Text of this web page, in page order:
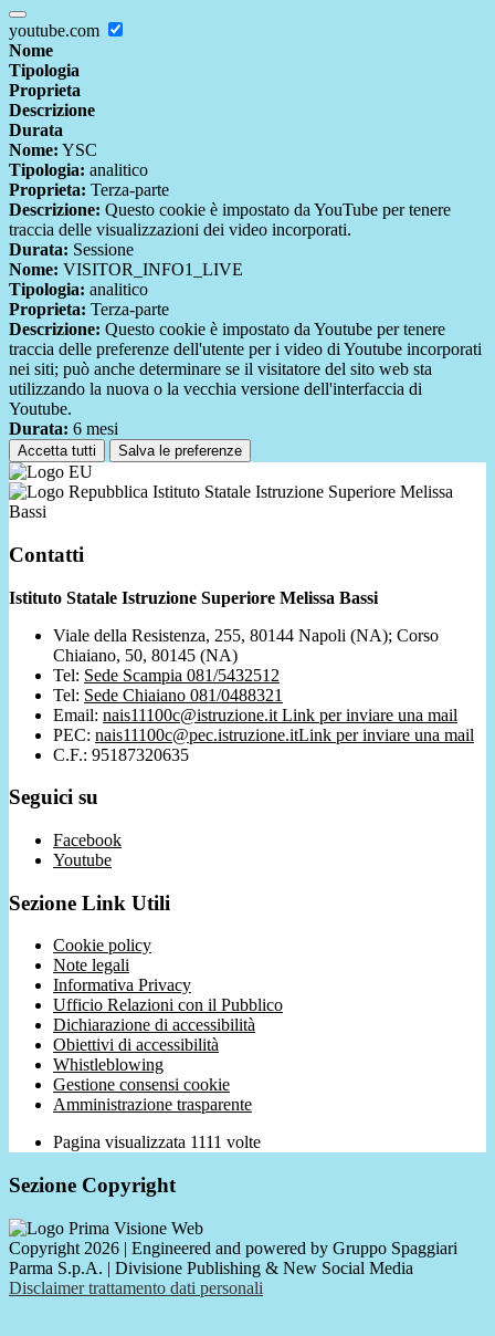
youtube.com
Nome
Tipologia
Proprieta
Descrizione
Durata
Nome: YSC
Tipologia: analitico
Proprieta: Terza-parte
Descrizione: Questo cookie è impostato da YouTube per tenere
traccia delle visualizzazioni dei video incorporati.
Durata: Sessione
Nome: VISITOR_INFO1_LIVE
Tipologia: analitico
Proprieta: Terza-parte
Descrizione: Questo cookie è impostato da Youtube per tenere
traccia delle preferenze dell'utente per i video di Youtube incorporati
nei siti; può anche determinare se il visitatore del sito web sta
utilizzando la nuova o la vecchia versione dell'interfaccia di
Youtube.
Durata: 6 mesi
Accetta tutti Salva le preferenze
Istituto Statale Istruzione Superiore Melissa
Bassi
Contatti
Istituto Statale Istruzione Superiore Melissa Bassi
Viale della Resistenza, 255, 80144 Napoli (NA); Corso
Chiaiano, 50, 80145 (NA)
Tel: Sede Scampia 081/5432512
Tel: Sede Chiaiano 081/0488321
Email: nais11100c@istruzione.it Link per inviare una mail
PEC: nais11100c@pec.istruzione.itLink per inviare una mail
C.F.: 95187320635
Seguici su
Facebook
Youtube
Sezione Link Utili
Cookie policy
Note legali
Informativa Privacy
Ufficio Relazioni con il Pubblico
Dichiarazione di accessibilità
Obiettivi di accessibilità
Whistleblowing
Gestione consensi cookie
Amministrazione trasparente
Pagina visualizzata 1111 volte
Sezione Copyright
Copyright 2026 | Engineered and powered by Gruppo Spaggiari
Parma S.p.A. | Divisione Publishing & New Social Media
Disclaimer trattamento dati personali